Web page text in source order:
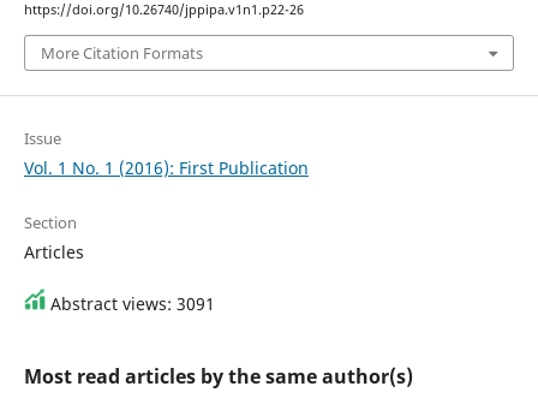
https://doi.org/10.26740/jppipa.v1n1.p22-26
More Citation Formats
Issue
Vol. 1 No. 1 (2016): First Publication
Section
Articles
Abstract views: 3091
Most read articles by the same author(s)